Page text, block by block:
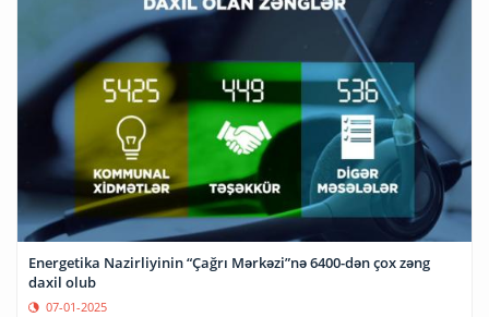
Energetika Nazirliyinin “Çağrı Mərkəzi”nə 6400-dən çox zəng
daxil olub
07-01-2025